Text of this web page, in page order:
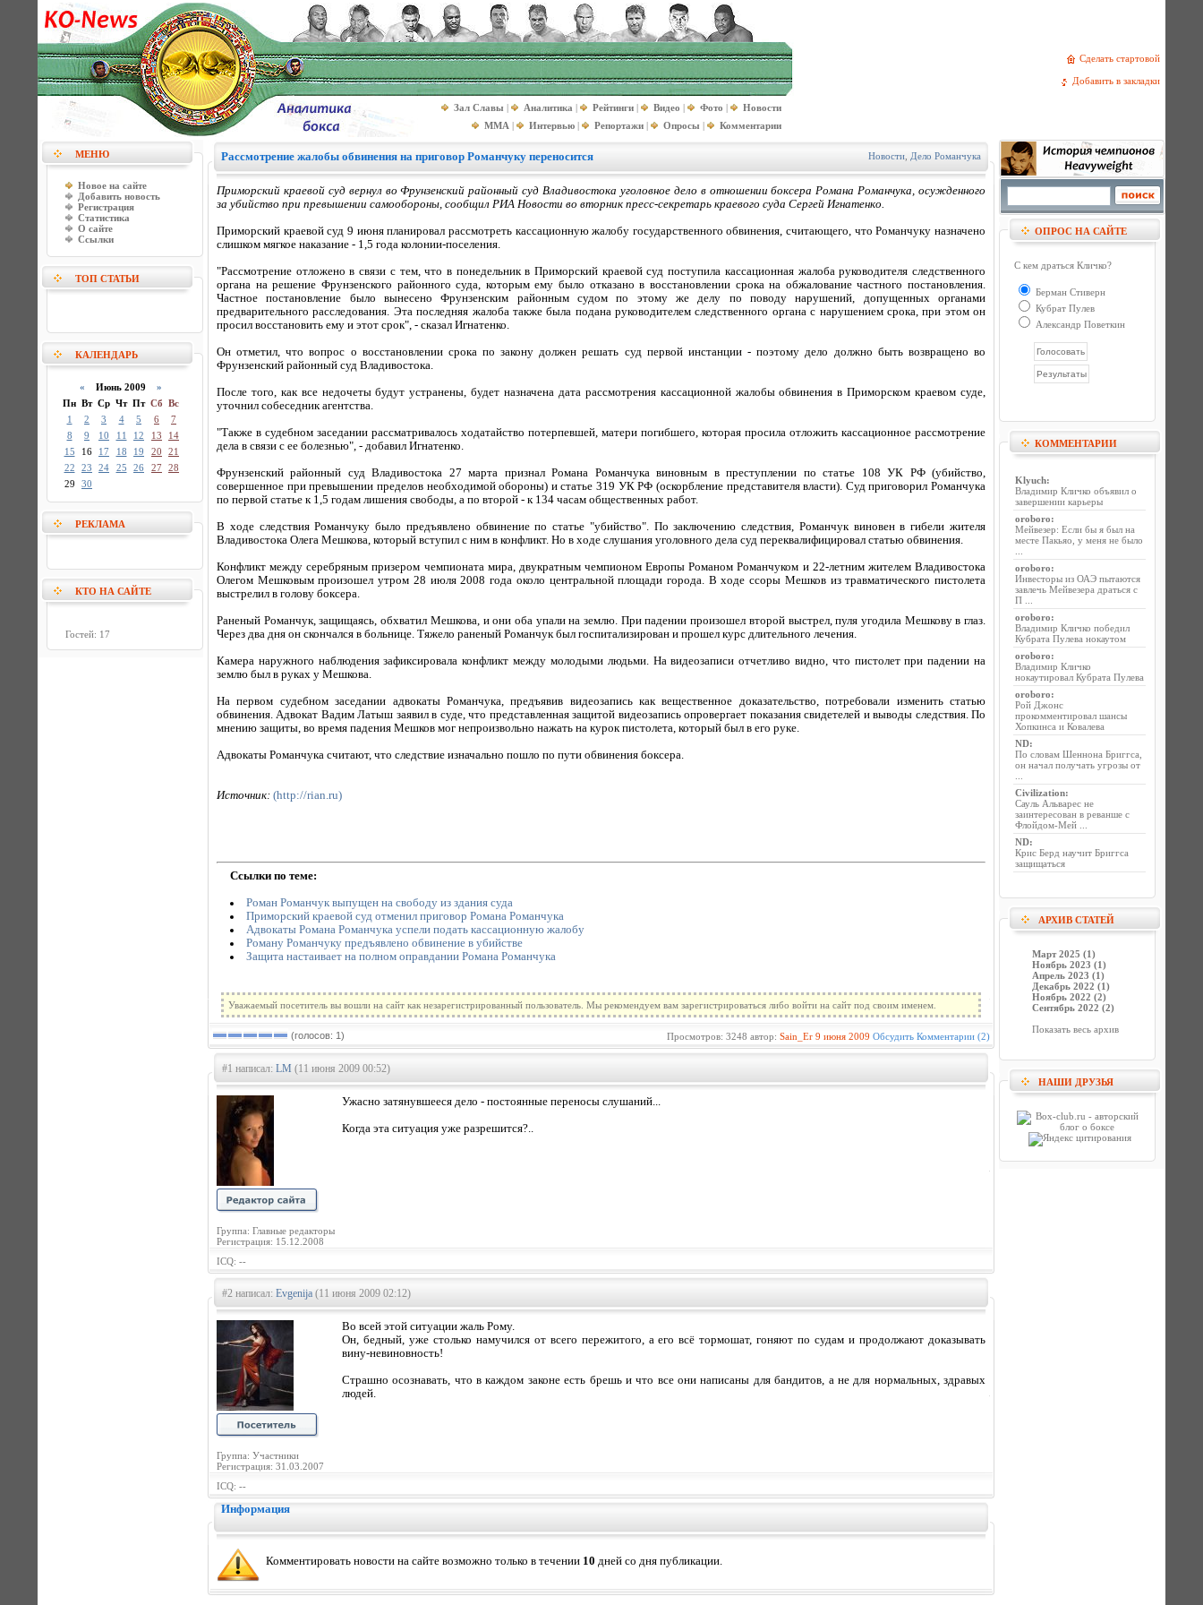
Сделать стартовой
Добавить в закладки
Зал Славы | Аналитика | Рейтинги | Видео | Фото |
Новости
MMA | Интервью | Репортажи | Опросы | Комментарии
МЕНЮ
Новое на сайте
Добавить новость
Регистрация
Статистика
О сайте
Ссылки
ТОП СТАТЬИ
КАЛЕНДАРЬ
« Июнь 2009 »
Пн Вт Ср Чт Пт Сб Вс
1
2 3 4 5 6
7
8
9 10 11 12 13
14
15
16 17 18 19 20
21
22
23 24 25 26 27
28
29
30
РЕКЛАМА
КТО НА САЙТЕ
Гостей: 17
Рассмотрение жалобы обвинения на приговор Романчуку переносится Новости Дело Романчука
Приморский краевой суд вернул во Фрунзенский районный суд Владивостока уголовное дело в отношении боксера Романа Романчука, осужденного
за убийство при превышении самообороны, сообщил РИА Новости во вторник пресс-секретарь краевого суда Сергей Игнатенко.
Приморский краевой суд 9 июня планировал рассмотреть кассационную жалобу государственного обвинения, считающего, что Романчуку назначено
слишком мягкое наказание - 1,5 года колонии-поселения.
"Рассмотрение отложено в связи с тем, что в понедельник в Приморский краевой суд поступила кассационная жалоба руководителя следственного
органа на решение Фрунзенского районного суда, которым ему было отказано в восстановлении срока на обжалование частного постановления.
Частное постановление было вынесено Фрунзенским районным судом по этому же делу по поводу нарушений, допущенных органами
предварительного расследования. Эта последняя жалоба также была подана руководителем следственного органа с нарушением срока, при этом он
просил восстановить ему и этот срок", - сказал Игнатенко.
Он отметил, что вопрос о восстановлении срока по закону должен решать суд первой инстанции - поэтому дело должно быть возвращено во
Фрунзенский районный суд Владивостока.
После того, как все недочеты будут устранены, будет назначена дата рассмотрения кассационной жалобы обвинения в Приморском краевом суде,
уточнил собеседник агентства.
"Также в судебном заседании рассматривалось ходатайство потерпевшей, матери погибшего, которая просила отложить кассационное рассмотрение
дела в связи с ее болезнью", - добавил Игнатенко.
Фрунзенский районный суд Владивостока 27 марта признал Романа Романчука виновным в преступлении по статье 108 УК РФ (убийство,
совершенное при превышении пределов необходимой обороны) и статье 319 УК РФ (оскорбление представителя власти). Суд приговорил Романчука
по первой статье к 1,5 годам лишения свободы, а по второй - к 134 часам общественных работ.
В ходе следствия Романчуку было предъявлено обвинение по статье "убийство". По заключению следствия, Романчук виновен в гибели жителя
Владивостока Олега Мешкова, который вступил с ним в конфликт. Но в ходе слушания уголовного дела суд переквалифицировал статью обвинения.
Конфликт между серебряным призером чемпионата мира, двукратным чемпионом Европы Романом Романчуком и 22-летним жителем Владивостока
Олегом Мешковым произошел утром 28 июля 2008 года около центральной площади города. В ходе ссоры Мешков из травматического пистолета
выстрелил в голову боксера.
Раненый Романчук, защищаясь, обхватил Мешкова, и они оба упали на землю. При падении произошел второй выстрел, пуля угодила Мешкову в глаз.
Через два дня он скончался в больнице. Тяжело раненый Романчук был госпитализирован и прошел курс длительного лечения.
Камера наружного наблюдения зафиксировала конфликт между молодыми людьми. На видеозаписи отчетливо видно, что пистолет при падении на
землю был в руках у Мешкова.
На первом судебном заседании адвокаты Романчука, предъявив видеозапись как вещественное доказательство, потребовали изменить статью
обвинения. Адвокат Вадим Латыш заявил в суде, что представленная защитой видеозапись опровергает показания свидетелей и выводы следствия. По
мнению защиты, во время падения Мешков мог непроизвольно нажать на курок пистолета, который был в его руке.
Адвокаты Романчука считают, что следствие изначально пошло по пути обвинения боксера.
Источник: (http://rian.ru)
Ссылки по теме:
Роман Романчук выпущен на свободу из здания суда
Приморский краевой суд отменил приговор Романа Романчука
Адвокаты Романа Романчука успели подать кассационную жалобу
Роману Романчуку предъявлено обвинение в убийстве
Защита настаивает на полном оправдании Романа Романчука
Уважаемый посетитель вы вошли на сайт как незарегистрированный пользователь. Мы рекомендуем вам зарегистрироваться либо войти на сайт под своим именем.
(голосов: 1) Просмотров: 3248 автор: Sain_Er 9 июня 2009 Обсудить Комментарии (2)
#1 написал: LM (11 июня 2009 00:52)
Группа: Главные редакторы
Регистрация: 15.12.2008
Ужасно затянувшееся дело - постоянные переносы слушаний...
Когда эта ситуация уже разрешится?..
ICQ: --
#2 написал: Evgenija (11 июня 2009 02:12)
Группа: Участники
Регистрация: 31.03.2007
Во всей этой ситуации жаль Рому.
Он, бедный, уже столько намучился от всего пережитого, а его всё тормошат, гоняют по судам и продолжают доказывать
вину-невиновность!
Страшно осознавать, что в каждом законе есть брешь и что все они написаны для бандитов, а не для нормальных, здравых
людей.
ICQ: --
Информация
Комментировать новости на сайте возможно только в течении 10 дней со дня публикации.
ОПРОС НА САЙТЕ
С кем драться Кличко?
Берман Стиверн
Кубрат Пулев
Александр Поветкин
КОММЕНТАРИИ
Klyuch:
Владимир Кличко объявил о
завершении карьеры
oroboro:
Мейвезер: Если бы я был на
месте Пакьяо, у меня не было
oroboro:
Инвесторы из ОАЭ пытаются
завлечь Мейвезера драться с
П ...
oroboro:
Владимир Кличко победил
Кубрата Пулева нокаутом
oroboro:
Владимир Кличко
нокаутировал Кубрата Пулева
oroboro:
Рой Джонс
прокомментировал шансы
Хопкинса и Ковалева
ND:
По словам Шеннона Бриггса,
он начал получать угрозы от
Civilization:
Сауль Альварес не
заинтересован в реванше с
Флойдом-Мей ...
ND:
Крис Берд научит Бриггса
защищаться
АРХИВ СТАТЕЙ
Март 2025 (1)
Ноябрь 2023 (1)
Апрель 2023 (1)
Декабрь 2022 (1)
Ноябрь 2022 (2)
Сентябрь 2022 (2)
Показать весь архив
НАШИ ДРУЗЬЯ